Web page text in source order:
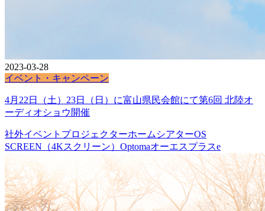
2023-03-28
イベント・キャンペーン
4月22日（土）23日（日）に富山県民会館にて第6回 北陸オ
ーディオショウ開催
社外イベント プロジェクターホームシアターOS
SCREEN（4Kスクリーン） Optomaオーエスプラスe